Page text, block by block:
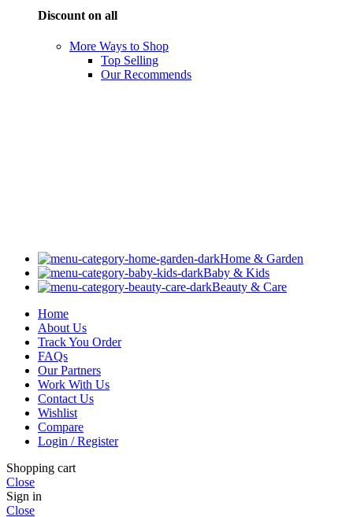
Discount on all
More Ways to Shop
Top Selling
Our Recommends
Home & Garden
Baby & Kids
Beauty & Care
Home
About Us
Track You Order
FAQs
Our Partners
Work With Us
Contact Us
Wishlist
Compare
Login / Register
Shopping cart
Close
Sign in
Close